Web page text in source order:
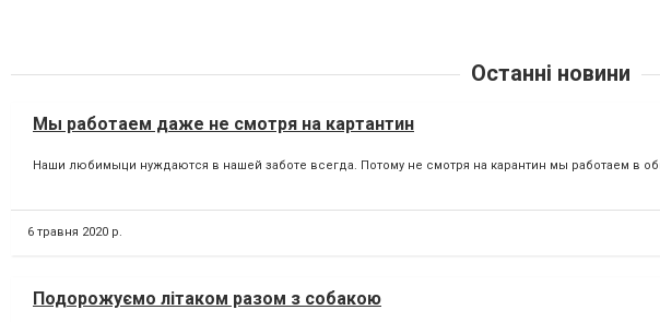
Останні новини
Мы работаем даже не смотря на картантин
Наши любимыци нуждаются в нашей заботе всегда. Потому не смотря на карантин мы работаем в
6 травня 2020 р.
Подорожуємо літаком разом з собакою